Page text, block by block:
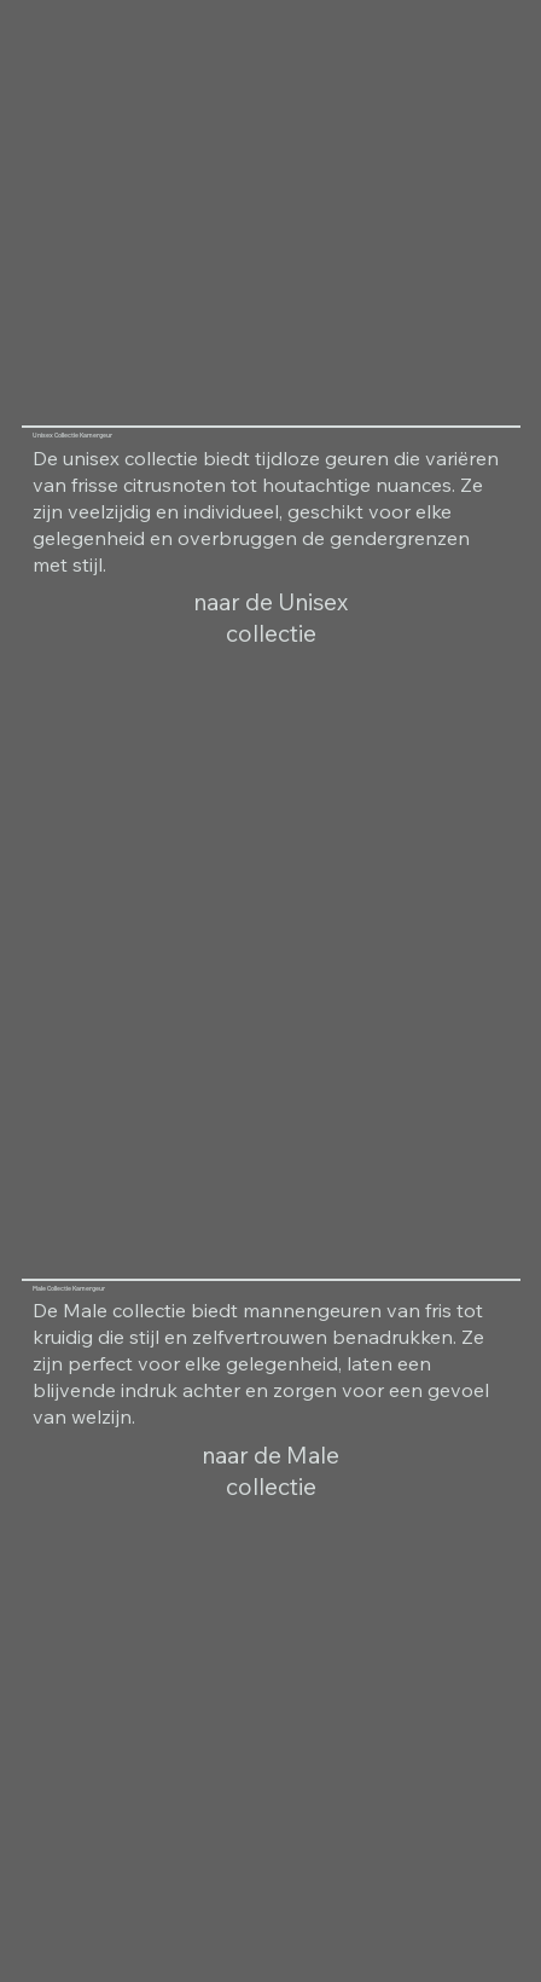
Unisex Collectie Kamergeur
De unisex collectie biedt tijdloze geuren die variëren
van frisse citrusnoten tot houtachtige nuances. Ze
zijn veelzijdig en individueel, geschikt voor elke
gelegenheid en overbruggen de gendergrenzen
met stijl.
naar de Unisex
collectie
Male Collectie Kamergeur
De Male collectie biedt mannengeuren van fris tot
kruidig die stijl en zelfvertrouwen benadrukken. Ze
zijn perfect voor elke gelegenheid, laten een
blijvende indruk achter en zorgen voor een gevoel
van welzijn.
naar de Male
collectie